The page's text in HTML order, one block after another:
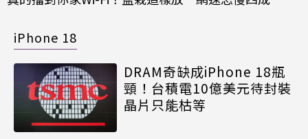
iPhone 18
DRAM奇缺成iPhone 18瓶
頸！台積電10億美元待封裝
晶片只能枯等